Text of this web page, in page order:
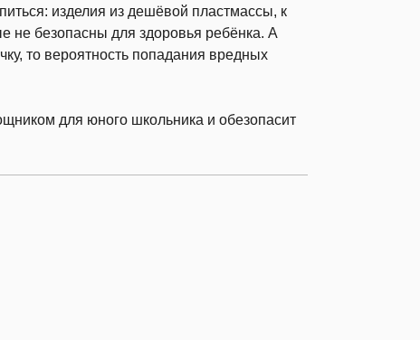
изделия из дешёвой пластмассы, к
не безопасны для здоровья ребёнка. А
то вероятность попадания вредных
для юного школьника и обезопасит